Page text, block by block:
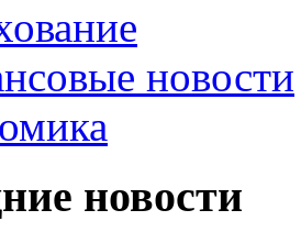
новости
новости